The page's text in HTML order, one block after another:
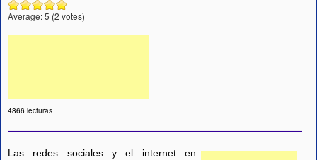
Average:5 (2 votes)
4866 lecturas
Las redes sociales y el internet en